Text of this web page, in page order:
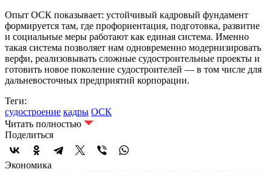
Опыт ОСК показывает: устойчивый кадровый фундамент
формируется там, где профориентация, подготовка, развитие
и социальные меры работают как единая система. Именно
такая система позволяет нам одновременно модернизировать
верфи, реализовывать сложные судостроительные проекты и
готовить новое поколение судостроителей — в том числе для
дальневосточных предприятий корпорации.
Теги:
судостроение кадры ОСК
Читать полностью
Поделиться
Экономика